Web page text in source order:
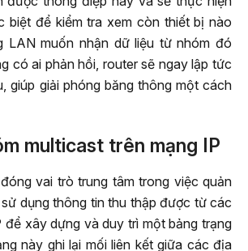
biệt để kiểm tra xem còn thiết bị nào
LAN muốn nhận dữ liệu từ nhóm đó
có ai phản hồi, router sẽ ngay lập tức
giúp giải phóng băng thông một cách
multicast trên mạng IP
đóng vai trò trung tâm trong việc quản
dụng thông tin thu thập được từ các
để xây dựng và duy trì một bảng trạng
này ghi lại mối liên kết giữa các địa